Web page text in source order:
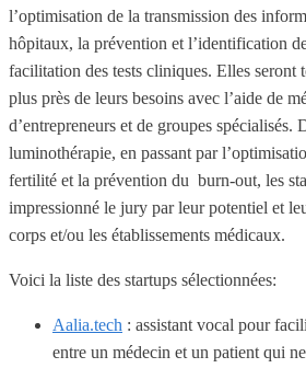
l’optimisation de la transmission des
hôpitaux, la prévention et l’identification
facilitation des tests cliniques. Elles seront
plus près de leurs besoins avec l’aide de
d’entrepreneurs et de groupes spécialisés.
luminothérapie, en passant par
fertilité et la prévention du burn-out, les
impressionné le jury par leur potentiel et
corps et/ou les établissements médicaux.
Voici la liste des startups sélectionnées:
Aalia.tech : assistant vocal pour
entre un médecin et un patient qui